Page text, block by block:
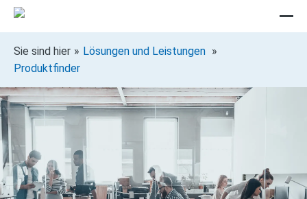
Sie sind hier
Lösungen und Leistungen
Produktfinder